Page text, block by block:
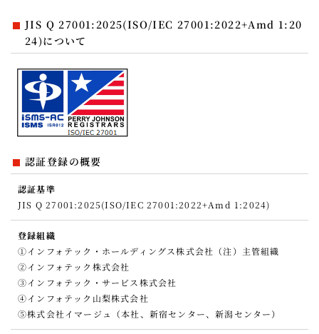
JIS Q 27001:2025(ISO/IEC 27001:2022+Amd 1:20
24)について
認証登録の概要
認証基準
JIS Q 27001:2025(ISO/IEC 27001:2022+Amd 1:2024)
登録組織
①インフォテック・ホールディングス株式会社（注）主管組織
②インフォテック株式会社
③インフォテック・サービス株式会社
④インフォテック山梨株式会社
⑤株式会社イマージュ（本社、新宿センター、新潟センター）